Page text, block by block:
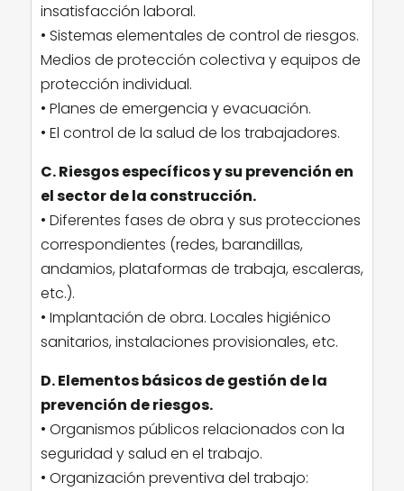
insatisfacción laboral.
• Sistemas elementales de control de riesgos.
Medios de protección colectiva y equipos de
protección individual.
• Planes de emergencia y evacuación.
• El control de la salud de los trabajadores.
C. Riesgos específicos y su prevención en
el sector de la construcción.
• Diferentes fases de obra y sus protecciones
correspondientes (redes, barandillas,
andamios, plataformas de trabaja, escaleras,
etc.).
• Implantación de obra. Locales higiénico
sanitarios, instalaciones provisionales, etc.
D. Elementos básicos de gestión de la
prevención de riesgos.
• Organismos públicos relacionados con la
seguridad y salud en el trabajo.
• Organización preventiva del trabajo: